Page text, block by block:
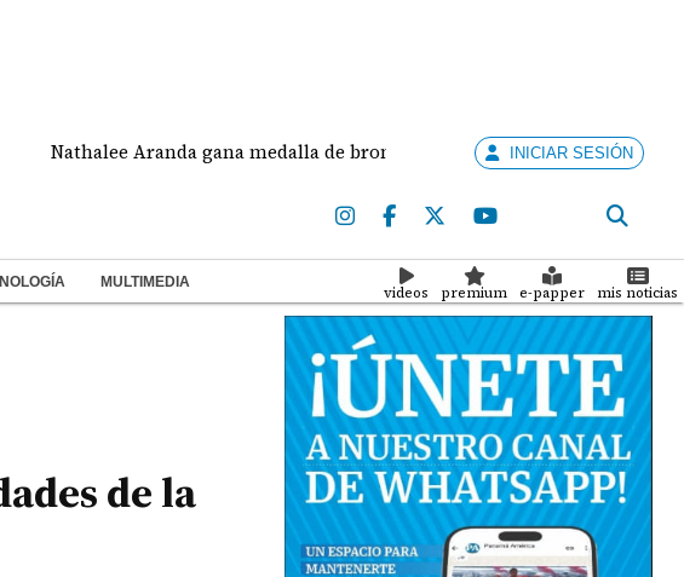
Nathalee Aranda gana medalla de bronce en salto largo femeninoINICIAR SESIÓN
MULTIMEDIA
videos premium e-papper mis noticias
de la